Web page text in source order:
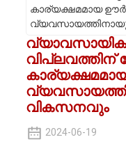
വികസനവും
2024-06-19